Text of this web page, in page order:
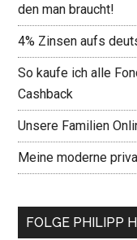
den man braucht!
4% Zinsen aufs
So kaufe ich alle
Cashback
Unsere Familien
Meine moderne
FOLGE PHILIPP